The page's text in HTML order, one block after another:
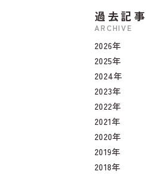
過去記事
ARCHIVE
2026年
2025年
2024年
2023年
2022年
2021年
2020年
2019年
2018年